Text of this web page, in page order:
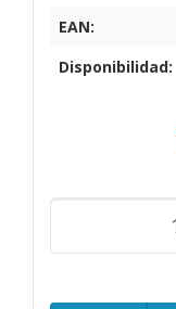
EAN:
Disponibilidad: